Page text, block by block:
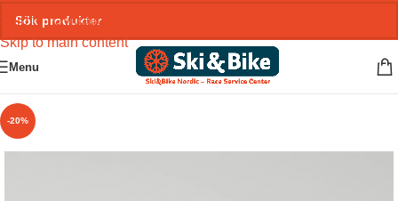
Skip to navigation
Skip to main content
Menu
-20%